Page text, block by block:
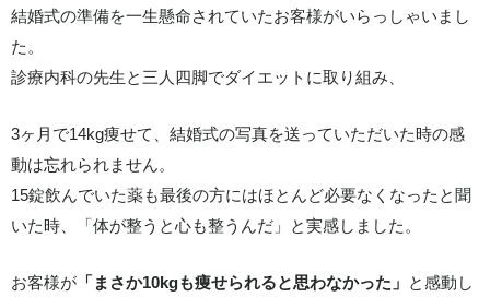
結婚式の準備を一生懸命されていたお客様がいらっしゃいまし
た。
診療内科の先生と三人四脚でダイエットに取り組み、
3ヶ月で14kg痩せて、結婚式の写真を送っていただいた時の感
動は忘れられません。
15錠飲んでいた薬も最後の方にはほとんど必要なくなったと聞
いた時、「体が整うと心も整うんだ」と実感しました。
お客様が 「まさか10kgも痩せられると思わなかった」 と感動し